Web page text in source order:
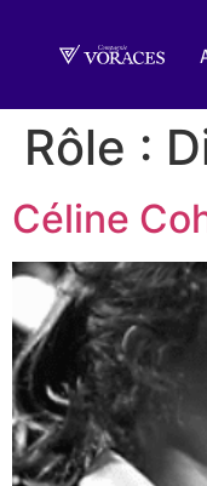
Rôle :
Céline